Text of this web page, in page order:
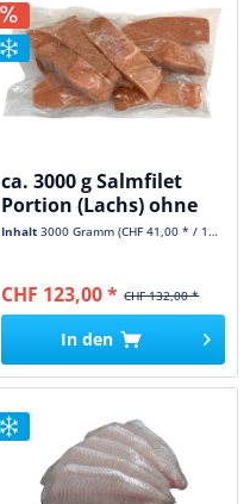
ca. 3000 g Salmfilet
Portion (Lachs) ohne
Haut...
Inhalt3000 Gramm(CHF 41,00 * / 1000 Gramm)
CHF 132,00 *
CHF 123,00 *
In den